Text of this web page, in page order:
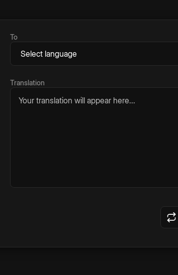
To
Translation
Your translation will appear here...